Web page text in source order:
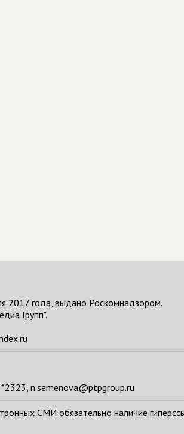
2017 года, выдано Роскомнадзором.
Групп".
n.semenova@ptpgroup.ru
СМИ обязательно наличие